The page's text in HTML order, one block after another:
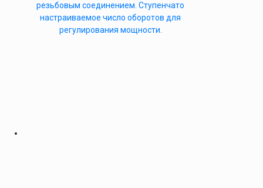
резьбовым соединением. Ступенчато
настраиваемое число оборотов для
регулирования мощности.